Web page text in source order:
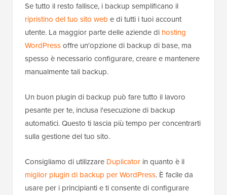
Se tutto il resto fallisce, i backup semplificano il
ripristino del tuo sito web e di tutti i tuoi account
utente. La maggior parte delle aziende di hosting
WordPressoffre un'opzione di backup di base, ma
spesso è necessario configurare, creare e mantenere
manualmente tali backup.
Un buon plugin di backup può fare tutto il lavoro
pesante per te, inclusa l'esecuzione di backup
automatici. Questo ti lascia più tempo per concentrarti
sulla gestione del tuo sito.
Consigliamo di utilizzare Duplicator in quanto è il
miglior plugin di backup per WordPress. È facile da
usare per i principianti e ti consente di configurare